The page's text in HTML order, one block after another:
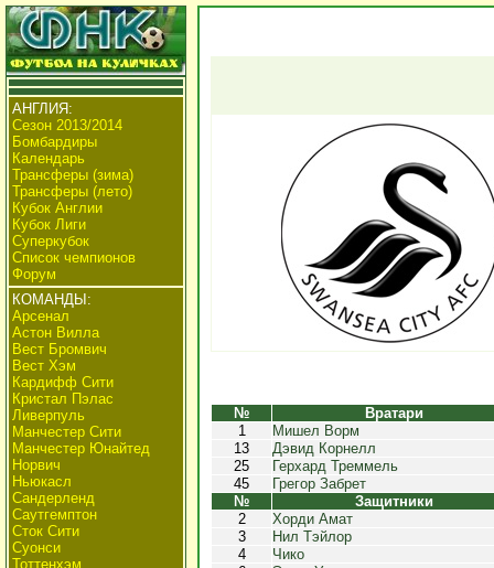
АНГЛИЯ:
Сезон 2013/2014
Бомбардиры
Календарь
Трансферы (зима)
Трансферы (лето)
Кубок Англии
Кубок Лиги
Суперкубок
Список чемпионов
Форум
КОМАНДЫ:
Арсенал
Астон Вилла
Вест Бромвич
Вест Хэм
Кардифф Сити
Кристал Пэлас
Ливерпуль
Манчестер Сити
Манчестер Юнайтед
Норвич
Ньюкасл
Сандерленд
Саутгемптон
Сток Сити
Суонси
Тоттенхэм
№
Вратари
1
Мишел Ворм
13
Дэвид Корнелл
25
Герхард Треммель
45
Грегор Забрет
№
Защитники
2
Хорди Амат
3
Нил Тэйлор
4
Чико